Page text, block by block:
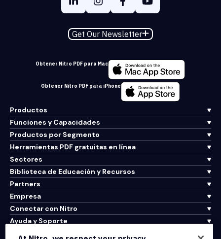
Get Our Newsletter
Obtener Nitro PDF para Mac
Obtener Nitro PDF para iPhone
Productos
Funciones y Capacidades
Productos por Segmento
Herramientas PDF gratuitas en línea
Sectores
Biblioteca de Educación y Recursos
Partners
Empresa
Conectar con Nitro
Ayuda y Soporte